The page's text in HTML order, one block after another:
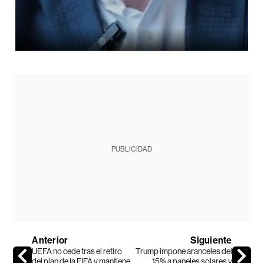
PUBLICIDAD
Anterior
UEFA no cede tras el retiro
Siguiente
Trump impone aranceles del